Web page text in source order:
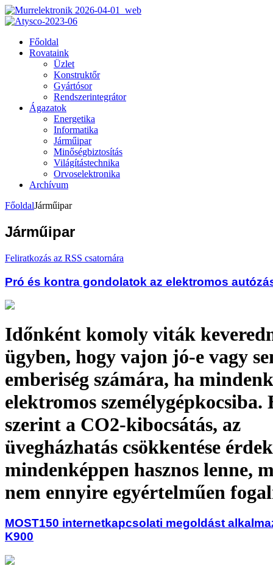
Főoldal
Rovataink
Üzlet
Konstruktőr
Gyártósor
Rendszerintegrátor
Ágazatok
Energetika
Informatika
Járműipar
Minőségbiztosítás
Világítástechnika
Orvoselektronika
Archívum
FőoldalJárműipar
Járműipar
Feliratkozás az RSS csatornára
Pró és kontra gondolatok az elektromos
Időnként komoly viták
ügyben, hogy vajon jó-e vagy
emberiség számára, ha
elektromos személygépkocsiba.
szerint a CO2-kibocsátás, az
üvegházhatás csökkentése
mindenképpen hasznos lenne,
nem ennyire egyértelműen
MOST150 internetkapcsolati megoldást
K900